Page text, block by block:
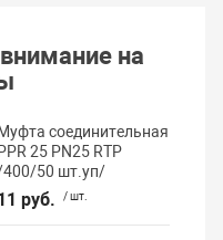
на
Муфта соединительная
PPR 25 PN25 RTP
50 шт.уп/
руб. / шт.